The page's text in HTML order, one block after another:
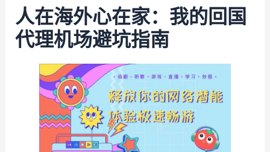
人在海外心在家：我的回国
代理机场避坑指南